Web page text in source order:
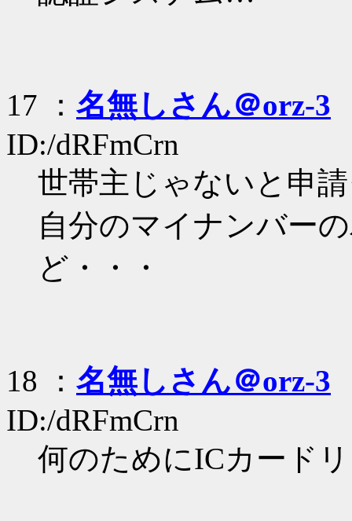
17 ： 名無しさん＠orz-3
ID:/dRFmCrn
世帯主じゃないと申
自分のマイナンバー
ど・・・
18 ： 名無しさん＠orz-3
ID:/dRFmCrn
何のためにICカード